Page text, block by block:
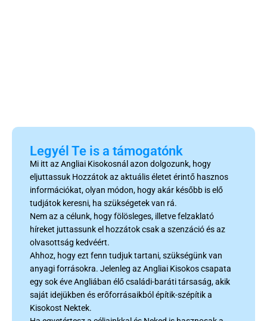
Legyél Te is a támogatónk
Mi itt az Angliai Kisokosnál azon dolgozunk, hogy
eljuttassuk Hozzátok az aktuális életet érintő hasznos
információkat, olyan módon, hogy akár később is elő
tudjátok keresni, ha szükségetek van rá.
Nem az a célunk, hogy fölösleges, illetve felzaklató
híreket juttassunk el hozzátok csak a szenzáció és az
olvasottság kedvéért.
Ahhoz, hogy ezt fenn tudjuk tartani, szükségünk van
anyagi forrásokra. Jelenleg az Angliai Kisokos csapata
egy sok éve Angliában élő családi-baráti társaság, akik
saját idejükben és erőforrásaikból építik-szépítik a
Kisokost Nektek.